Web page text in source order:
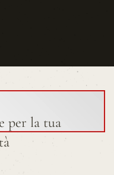
per la tua